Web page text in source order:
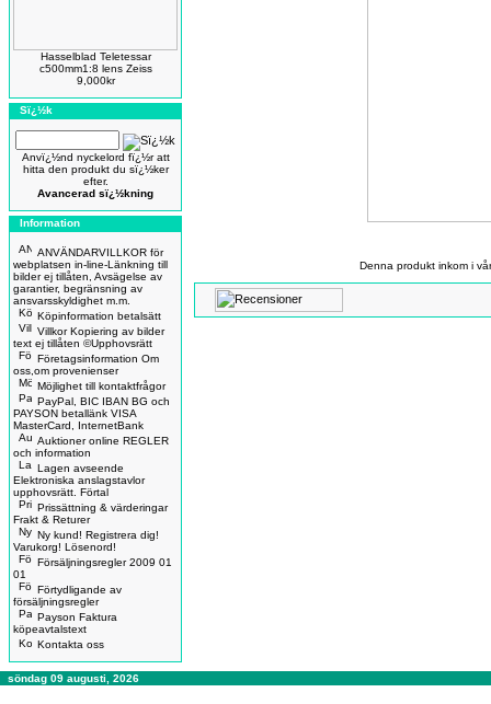
Hasselblad Teletessar
c500mm1:8 lens Zeiss
9,000kr
Sï¿½k
Anvï¿½nd nyckelord fï¿½r att
hitta den produkt du sï¿½ker
efter.
Avancerad sï¿½kning
Information
ANVÄNDARVILLKOR för
webplatsen in-line-Länkning till
bilder ej tillåten, Avsägelse av
garantier, begränsning av
ansvarsskyldighet m.m.
Köpinformation betalsätt
Villkor Kopiering av bilder
text ej tillåten ©Upphovsrätt
Företagsinformation Om
oss,om provenienser
Möjlighet till kontaktfrågor
PayPal, BIC IBAN BG och
PAYSON betallänk VISA
MasterCard, InternetBank
Auktioner online REGLER
och information
Lagen avseende
Elektroniska anslagstavlor
upphovsrätt. Förtal
Prissättning & värderingar
Frakt & Returer
Ny kund! Registrera dig!
Varukorg! Lösenord!
Försäljningsregler 2009 01
01
Förtydligande av
försäljningsregler
Payson Faktura
köpeavtalstext
Kontakta oss
Denna produkt inkom i
söndag 09 augusti, 2026